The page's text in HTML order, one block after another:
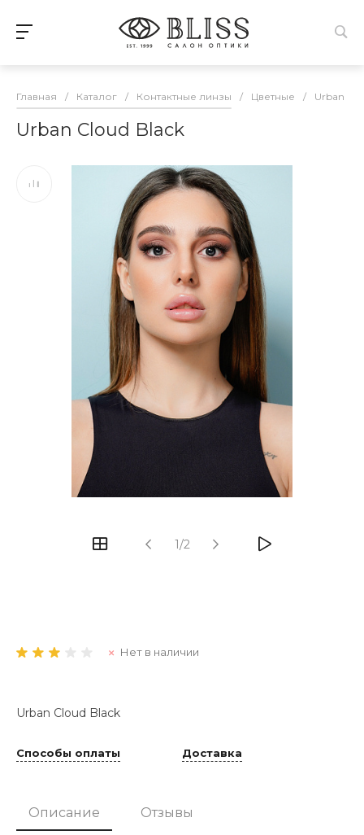
Главная / Каталог / Контактные линзы / Цветные / Urban
Urban Cloud Black
1/2
Нет в наличии
Urban Cloud Black
Способы оплаты Доставка
Описание Отзывы